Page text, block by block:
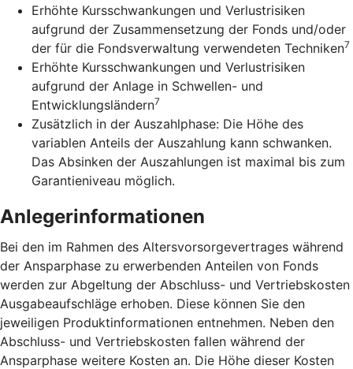
Erhöhte Kursschwankungen und Verlustrisiken
aufgrund der Zusammensetzung der Fonds und/oder
der für die Fondsverwaltung verwendeten Techniken7
Erhöhte Kursschwankungen und Verlustrisiken
aufgrund der Anlage in Schwellen- und
Entwicklungsländern7
Zusätzlich in der Auszahlphase: Die Höhe des
variablen Anteils der Auszahlung kann schwanken.
Das Absinken der Auszahlungen ist maximal bis zum
Garantieniveau möglich.
Anlegerinformationen
Bei den im Rahmen des Altersvorsorgevertrages während
der Ansparphase zu erwerbenden Anteilen von Fonds
werden zur Abgeltung der Abschluss- und Vertriebskosten
Ausgabeaufschläge erhoben. Diese können Sie den
jeweiligen Produktinformationen entnehmen. Neben den
Abschluss- und Vertriebskosten fallen während der
Ansparphase weitere Kosten an. Die Höhe dieser Kosten